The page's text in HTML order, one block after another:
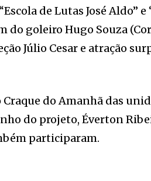
de Lutas José
do goleiro Hugo Souza
Júlio Cesar e atração
do Amanhã das
do projeto, Éverton
participaram.